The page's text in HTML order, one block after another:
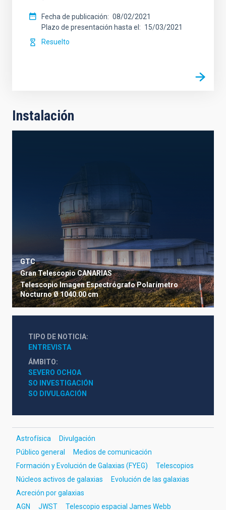
Fecha de publicación
08/02/2021
Plazo de presentación hasta el
15/03/2021
Resuelto
Instalación
GTC
Gran Telescopio CANARIAS
TelescopioImagenEspectrógrafoPolarímetro
NocturnoØ 1040.00 cm
TIPO DE NOTICIA
ENTREVISTA
ÁMBITO
SEVERO OCHOA
SO INVESTIGACIÓN
SO DIVULGACIÓN
Astrofísica
Divulgación
Público general
Medios de comunicación
Formación y Evolución de Galaxias (FYEG)
Telescopios
Núcleos activos de galaxias
Evolución de las galaxias
Acreción por galaxias
AGN
JWST Telescopio espacial James Webb